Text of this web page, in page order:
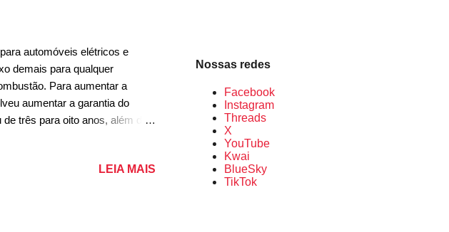
Nossas redes
Facebook
Instagram
Threads
X
YouTube
Kwai
BlueSky
TikTok
automóveis elétricos e
demais para qualquer
Para aumentar a
aumentar a garantia do
três para oito anos, além dos
Para ter este "direito" oLEIA MAIS